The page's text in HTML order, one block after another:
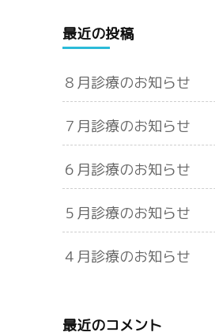
最近の投稿
８月診療のお知らせ
７月診療のお知らせ
６月診療のお知らせ
５月診療のお知らせ
４月診療のお知らせ
最近のコメント